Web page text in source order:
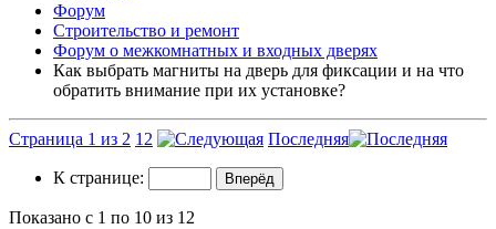
Форум
Строительство и ремонт
Форум о межкомнатных и входных дверях
Как выбрать магниты на дверь для фиксации и на что
обратить внимание при их установке?
Страница 1 из 2 1 2 Последняя
К странице:
Показано с 1 по 10 из 12